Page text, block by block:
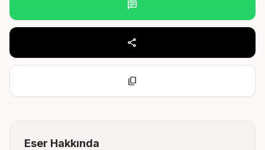
chat
share
content_copy
Eser Hakkında